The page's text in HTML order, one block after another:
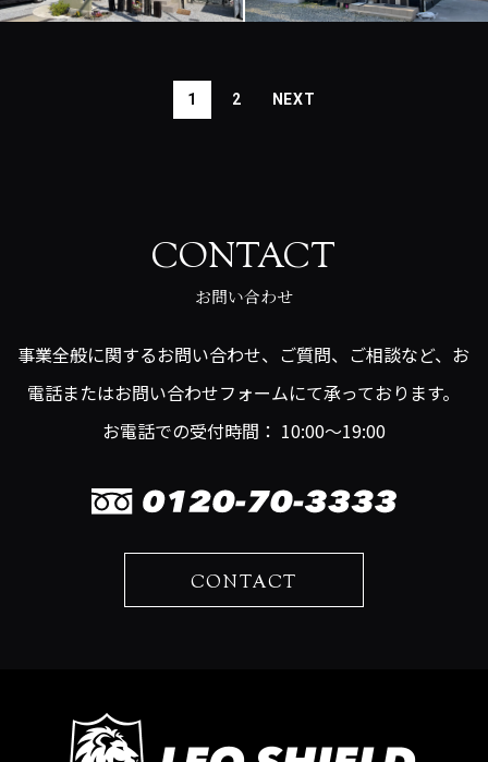
1 2
CONTACT
お問い合わせ
事業全般に関するお問い合わせ、ご質問、ご相談など、お
電話またはお問い合わせフォームにて承っております。
お電話での受付時間： 10:00～19:00
CONTACT